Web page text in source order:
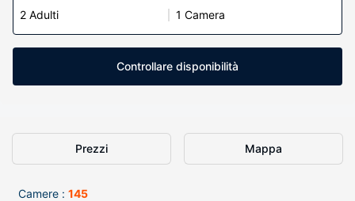
2 Adulti 1 Camera
Controllare disponibilità
Prezzi Mappa
Camere : 145